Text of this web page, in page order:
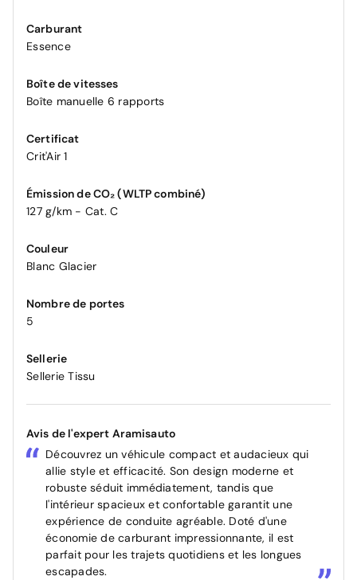
Carburant
Essence
Boîte de vitesses
Boîte manuelle 6 rapports
Certificat
Crit'Air 1
Émission de CO₂ (WLTP combiné)
127 g/km - Cat. C
Couleur
Blanc Glacier
Nombre de portes
5
Sellerie
Sellerie Tissu
Avis de l'expert Aramisauto
Découvrez un véhicule compact et audacieux qui
allie style et efficacité. Son design moderne et
robuste séduit immédiatement, tandis que
l'intérieur spacieux et confortable garantit une
expérience de conduite agréable. Doté d'une
économie de carburant impressionnante, il est
parfait pour les trajets quotidiens et les longues
escapades.